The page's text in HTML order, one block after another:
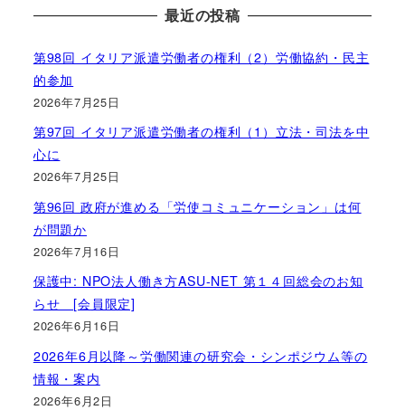
最近の投稿
第98回 イタリア派遣労働者の権利（2）労働協約・民主
的参加
2026年7月25日
第97回 イタリア派遣労働者の権利（1）立法・司法を中
心に
2026年7月25日
第96回 政府が進める「労使コミュニケーション」は何
が問題か
2026年7月16日
保護中: NPO法人働き方ASU-NET 第１４回総会のお知
らせ [会員限定]
2026年6月16日
2026年6月以降～労働関連の研究会・シンポジウム等の
情報・案内
2026年6月2日